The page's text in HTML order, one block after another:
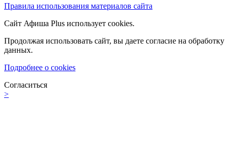
Правила использования материалов сайта
Сайт Афиша Plus использует cookies.
Продолжая использовать сайт, вы даете согласие на обработку
данных.
Подробнее о cookies
Согласиться
>